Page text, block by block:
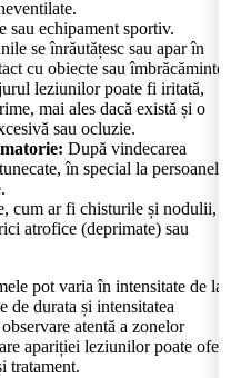
sau echipament sportiv.
se înrăutățesc sau apar în
cu obiecte sau îmbrăcăminte.
leziunilor poate fi iritată,
mai ales dacă există și o
sau ocluzie.
După vindecarea
în special la persoanele
cum ar fi chisturile și nodulii,
atrofice (deprimate) sau
pot varia în intensitate de la
de durata și intensitatea
atentă a zonelor
apariției leziunilor poate oferi
tratament.